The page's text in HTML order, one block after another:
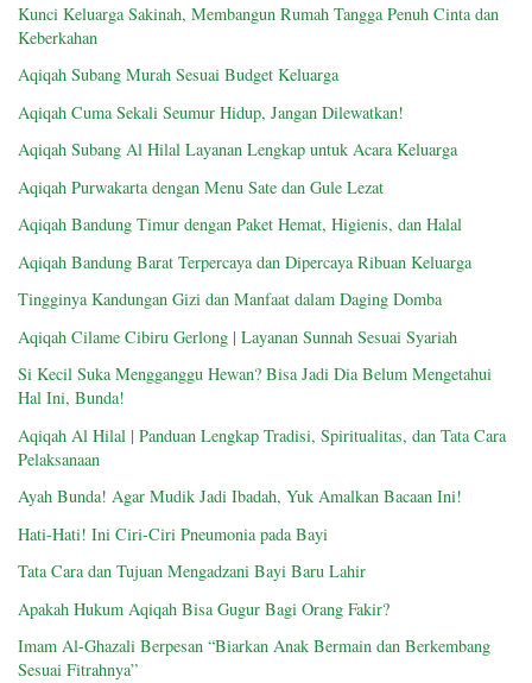
Kunci Keluarga Sakinah, Membangun Rumah Tangga Penuh Cinta dan
Keberkahan
Aqiqah Subang Murah Sesuai Budget Keluarga
Aqiqah Cuma Sekali Seumur Hidup, Jangan Dilewatkan!
Aqiqah Subang Al Hilal Layanan Lengkap untuk Acara Keluarga
Aqiqah Purwakarta dengan Menu Sate dan Gule Lezat
Aqiqah Bandung Timur dengan Paket Hemat, Higienis, dan Halal
Aqiqah Bandung Barat Terpercaya dan Dipercaya Ribuan Keluarga
Tingginya Kandungan Gizi dan Manfaat dalam Daging Domba
Aqiqah Cilame Cibiru Gerlong | Layanan Sunnah Sesuai Syariah
Si Kecil Suka Mengganggu Hewan? Bisa Jadi Dia Belum Mengetahui
Hal Ini, Bunda!
Aqiqah Al Hilal | Panduan Lengkap Tradisi, Spiritualitas, dan Tata Cara
Pelaksanaan
Ayah Bunda! Agar Mudik Jadi Ibadah, Yuk Amalkan Bacaan Ini!
Hati-Hati! Ini Ciri-Ciri Pneumonia pada Bayi
Tata Cara dan Tujuan Mengadzani Bayi Baru Lahir
Apakah Hukum Aqiqah Bisa Gugur Bagi Orang Fakir?
Imam Al-Ghazali Berpesan “Biarkan Anak Bermain dan Berkembang
Sesuai Fitrahnya”